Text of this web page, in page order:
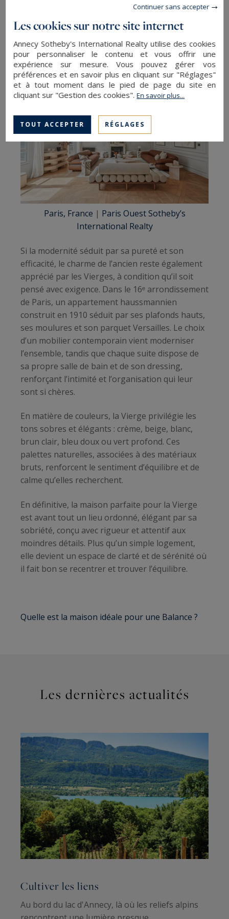
dépendance ajoute un confort supplémentaire :
elle permet une séparation harmonieuse des
espaces et un endroit où les invités peuvent se
poser sans perturber les habitudes des Vierges.
Paris, France | Paris Ouest Sotheby’s
International Realty
Si la modernité séduit par sa pureté et son
efficacité, le charme de l’ancien reste également
apprécié par les Vierges, à condition qu’il soit
pensé avec exigence. Dans le 16ᵉ arrondissement
de Paris, un appartement haussmannien
construit en 1910 séduit par ses plafonds hauts,
ses moulures et son parquet Versailles. Le choix
d’un mobilier contemporain vient moderniser
l’ensemble, tandis que chaque suite dispose de
sa propre salle de bain et de son dressing,
renforçant l’intimité et l’organisation qui leur
sont si chères.
En matière de couleurs, la Vierge privilégie les
tons sobres et élégants : crème, beige, blanc,
brun clair, bleu doux ou vert profond. Ces
palettes naturelles, associées à des matériaux
bruts, renforcent le sentiment d’équilibre et de
calme qu’elles recherchent.
En définitive, la maison parfaite pour la Vierge
est avant tout un lieu ordonné, élégant par sa
sobriété, conçu avec rigueur et attentif aux
moindres détails. Plus qu’un simple logement,
elle devient un espace de clarté et de sérénité où
il fait bon se recentrer et trouver l’équilibre.
Quelle est la maison idéale pour une Balance ?
Les dernières actualités
Cultiver les liens
Au bord du lac d'Annecy, là où les reliefs alpins
Les cookies sur notre site internet
Annecy Sotheby's International Realty utilise des cookies
pour personnaliser le contenu et vous offrir une
expérience sur mesure. Vous pouvez gérer vos
préférences et en savoir plus en cliquant sur "Réglages"
et à tout moment dans le pied de page du site en
cliquant sur "Gestion des cookies".En savoir plus...
TOUT ACCEPTER RÉGLAGES
Continuer sans accepter